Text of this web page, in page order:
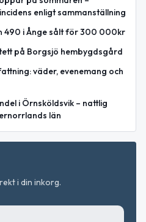
enligt sammanställning
490 i Ånge sålt för 300 000kr
på Borgsjö hembygdsgård
väder, evenemang och
i Örnsköldsvik – nattlig
län
i din inkorg.